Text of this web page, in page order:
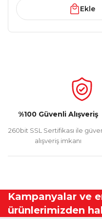
Ekle
%100 Güvenli Alışveriş
260bit SSL Sertifikası ile
alışveriş imkanı
Kampanyalar ve
ürünlerimizden